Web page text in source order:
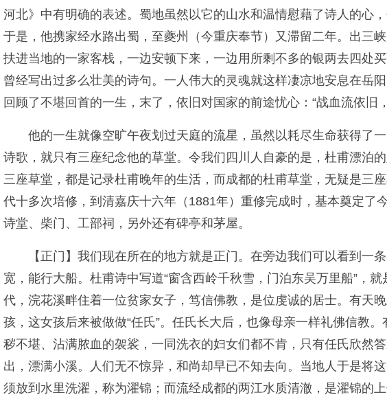
河北》中有明确的表述。蜀地虽然以它的山水和温情慰藉了诗人的心
于是，他携家经水路出蜀，至夔州（今重庆奉节）又滞留二年。出三
扶进当地的一家客栈，一边安顿下来，一边用所剩不多的银两去四处
曾经写出过多么壮美的诗句。一人伟大的灵魂就这样凄凉地安息在岳
回顾了不堪回首的一生，末了，依旧对国家的前途忧心：“战血流依
他的一生就像空旷午夜划过天庭的流星，虽然以耗尽生命获得了
诗歌，就只有三座纪念他的草堂。令我们四川人自豪的是，杜甫漂泊
三座草堂，都是记录杜甫晚年的生活，而成都的杜甫草堂，无疑是三
代十多次培修，到清嘉庆十六年（1881年）重修完成时，基本奠定
诗堂、柴门、工部祠，另外还有碑亭和茅屋。
【正门】我们现在所在的地方就是正门。在旁边我们可以看到
宽，能行大船。杜甫诗中写道“窗含西岭千秋雪，门泊东吴万里船”，
代，浣花溪畔住着一位贫家女子，笃信佛教，是位虔诚的居士。有天
孩，这女孩后来被做做“任氏”。任氏长大后，也像母亲一样礼佛信教
秽不堪、沾满脓血的袈裟，一同洗衣的妇女们都不肯，只有任氏欣
出，漂满小溪。人们无不惊异，和尚却早已不知去向。当地人于是将
须放到水里洗濯，称为濯锦；而流经成都的两江水质清澈，是濯锦的